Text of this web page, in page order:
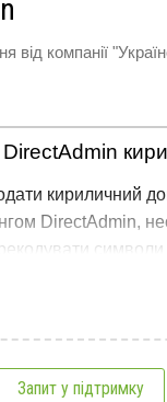
від компанії
кириличний
DirectAdmin,
символи
кириличний
Запит у підтримку